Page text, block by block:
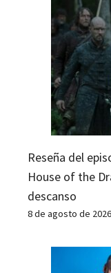
Reseña del
House of the
descanso
8 de agosto de 2026